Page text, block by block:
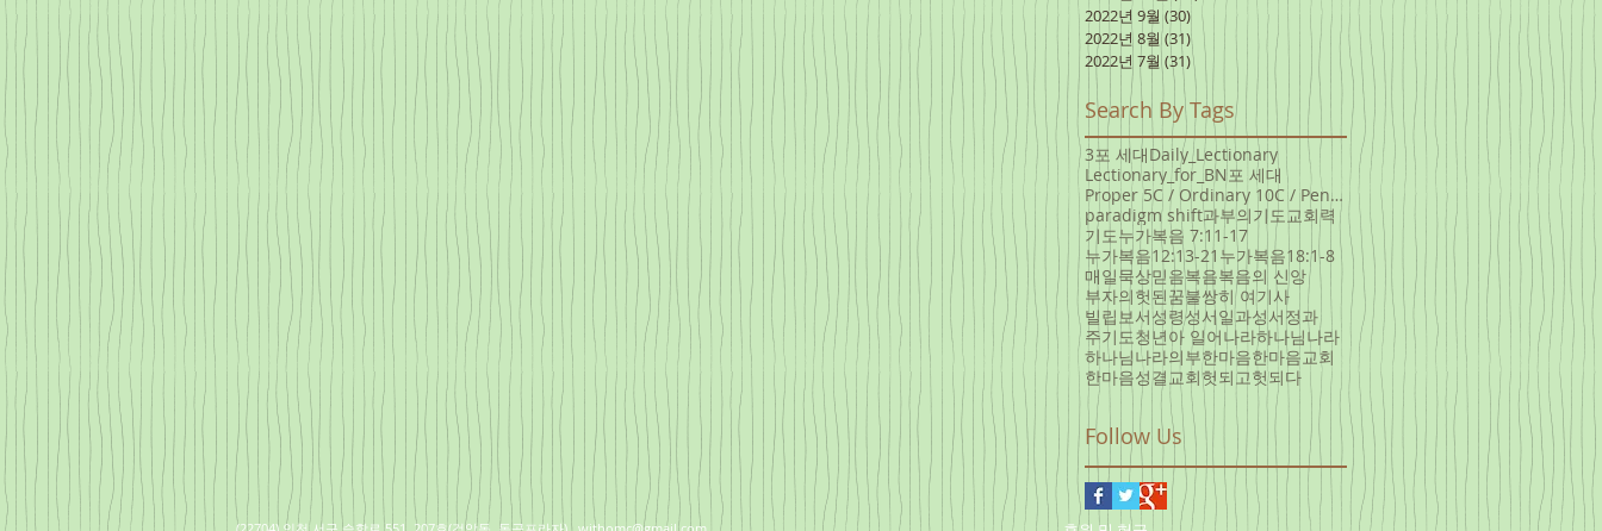
2022년 9월 (30) 게시물 30개
2022년 8월 (31)게시물 31개
2022년 7월 (31)게시물 31개
Search By Tags
3포 세대Daily_Lectionary
Lectionary_for_BN포 세대
Proper 5C / Ordinary 10C / Pentecost +3 June 5, 20
paradigm shift과부의기도 교회력
기도누가복음 7:11-17
누가복음12:13-21 누가복음18:1-8
매일묵상믿음복음복음의 신앙
부자의헛된꿈불쌍히 여기사
빌립보서성령성서일과성서정과
주기도청년아 일어나라하나님나라
하나님나라의부한마음한마음교회
한마음성결교회헛되고헛되다
Follow Us